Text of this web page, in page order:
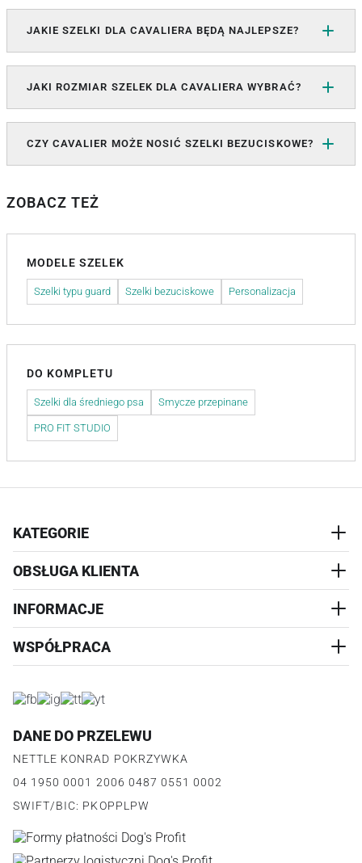
JAKIE SZELKI DLA CAVALIERA BĘDĄ NAJLEPSZE?
JAKI ROZMIAR SZELEK DLA CAVALIERA WYBRAĆ?
CZY CAVALIER MOŻE NOSIĆ SZELKI BEZUCISKOWE?
ZOBACZ TEŻ
MODELE SZELEK
Szelki typu guard Szelki bezuciskowe Personalizacja
DO KOMPLETU
Szelki dla średniego psa Smycze przepinane
PRO FIT STUDIO
KATEGORIE
AKCESORIA
WYPRZEDAŻ
OBSŁUGA KLIENTA
REALIZACJA I WYSYŁKA
WYMIANA
PŁATNOŚCI
FAQ
INFORMACJE
KONTAKT
O PRODUKCIE
WSPÓŁPRACA
JAK DZIAŁA PROGRAM
REGULAMIN PROGRAMU
POLITYKA PRYWATNOŚCI PROGRAMU
DANE DO PRZELEWU
NETTLE KONRAD POKRZYWKA
04 1950 0001 2006 0487 0551 0002
SWIFT/BIC: PKOPPLPW